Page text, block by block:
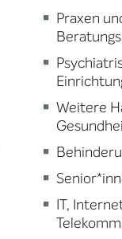
Praxen
Weitere
IT,